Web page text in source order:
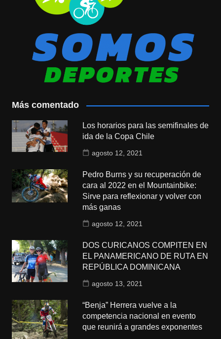
Más comentado
Los horarios para las semifinales de
ida de la Copa Chile
agosto 12, 2021
Pedro Burns y su recuperación de
cara al 2022 en el Mountainbike:
Sirve para reflexionar y volver con
más ganas
agosto 12, 2021
DOS CURICANOS COMPITEN EN
EL PANAMERICANO DE RUTA EN
REPÚBLICA DOMINICANA
agosto 13, 2021
“Benja” Herrera vuelve a la
competencia nacional en evento
que reunirá a grandes exponentes